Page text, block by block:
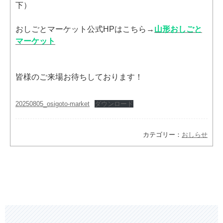
下）
おしごとマーケット公式HPはこちら→ 山形おしごと
マーケット
皆様のご来場お待ちしております！
20250805_osigoto-market ダウンロード
カテゴリー： おしらせ